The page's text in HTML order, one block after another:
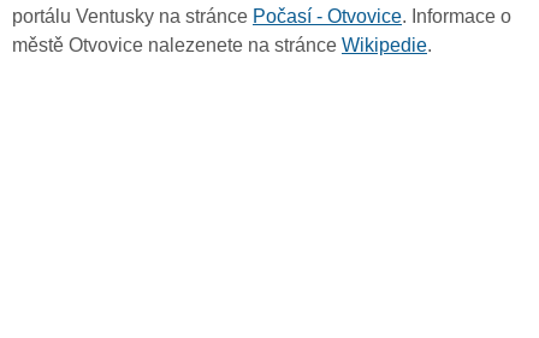
portálu Ventusky na stránce Počasí - Otvovice. Informace o
městě Otvovice nalezenete na stránce Wikipedie.